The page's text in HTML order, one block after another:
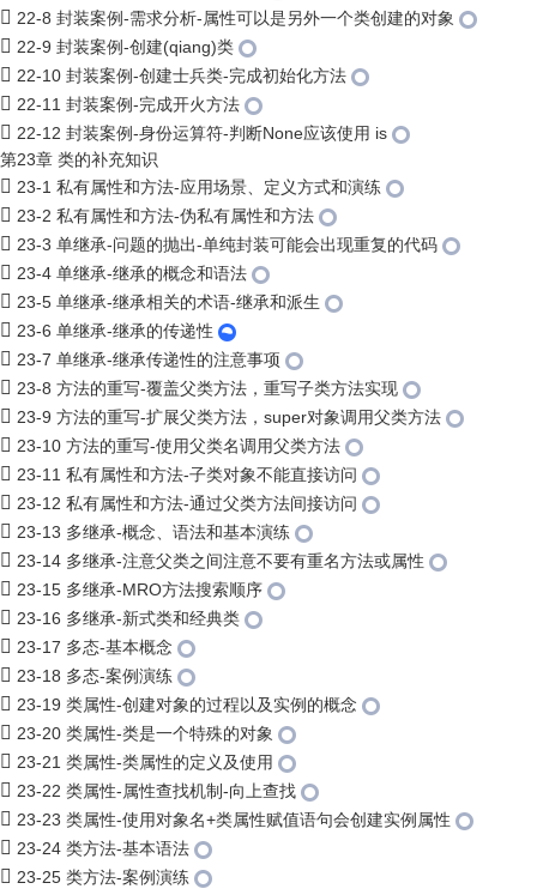
22-8 封装案例-需求分析-属性可以是另外一个类创建的对象
22-9 封装案例-创建(qiang)类
22-10 封装案例-创建士兵类-完成初始化方法
22-11 封装案例-完成开火方法
22-12 封装案例-身份运算符-判断None应该使用 is
第23章 类的补充知识
23-1 私有属性和方法-应用场景、定义方式和演练
23-2 私有属性和方法-伪私有属性和方法
23-3 单继承-问题的抛出-单纯封装可能会出现重复的代码
23-4 单继承-继承的概念和语法
23-5 单继承-继承相关的术语-继承和派生
23-6 单继承-继承的传递性
23-7 单继承-继承传递性的注意事项
23-8 方法的重写-覆盖父类方法，重写子类方法实现
23-9 方法的重写-扩展父类方法，super对象调用父类方法
23-10 方法的重写-使用父类名调用父类方法
23-11 私有属性和方法-子类对象不能直接访问
23-12 私有属性和方法-通过父类方法间接访问
23-13 多继承-概念、语法和基本演练
23-14 多继承-注意父类之间注意不要有重名方法或属性
23-15 多继承-MRO方法搜索顺序
23-16 多继承-新式类和经典类
23-17 多态-基本概念
23-18 多态-案例演练
23-19 类属性-创建对象的过程以及实例的概念
23-20 类属性-类是一个特殊的对象
23-21 类属性-类属性的定义及使用
23-22 类属性-属性查找机制-向上查找
23-23 类属性-使用对象名+类属性赋值语句会创建实例属性
23-24 类方法-基本语法
23-25 类方法-案例演练